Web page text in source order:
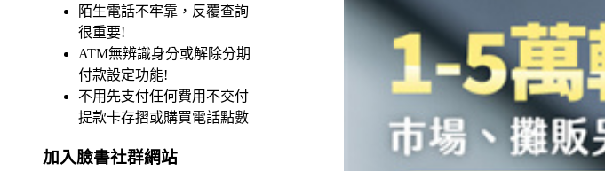
陌生電話不牢靠，反覆查詢
很重要!
ATM無辨識身分或解除分期
付款設定功能!
不用先支付任何費用不交付
提款卡存摺或購買電話點數
加入臉書社群網站